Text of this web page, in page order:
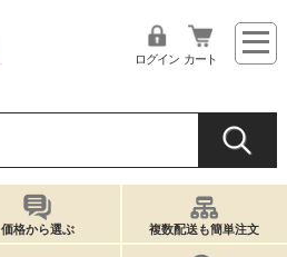
ログイン カート
価格から選ぶ 複数配送も簡単注文